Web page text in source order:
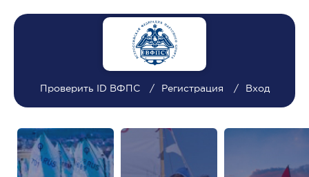
Проверить ID ВФПС Регистрация Вход